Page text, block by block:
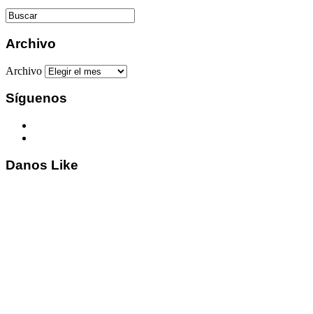
Archivo
Archivo
Síguenos
Danos Like